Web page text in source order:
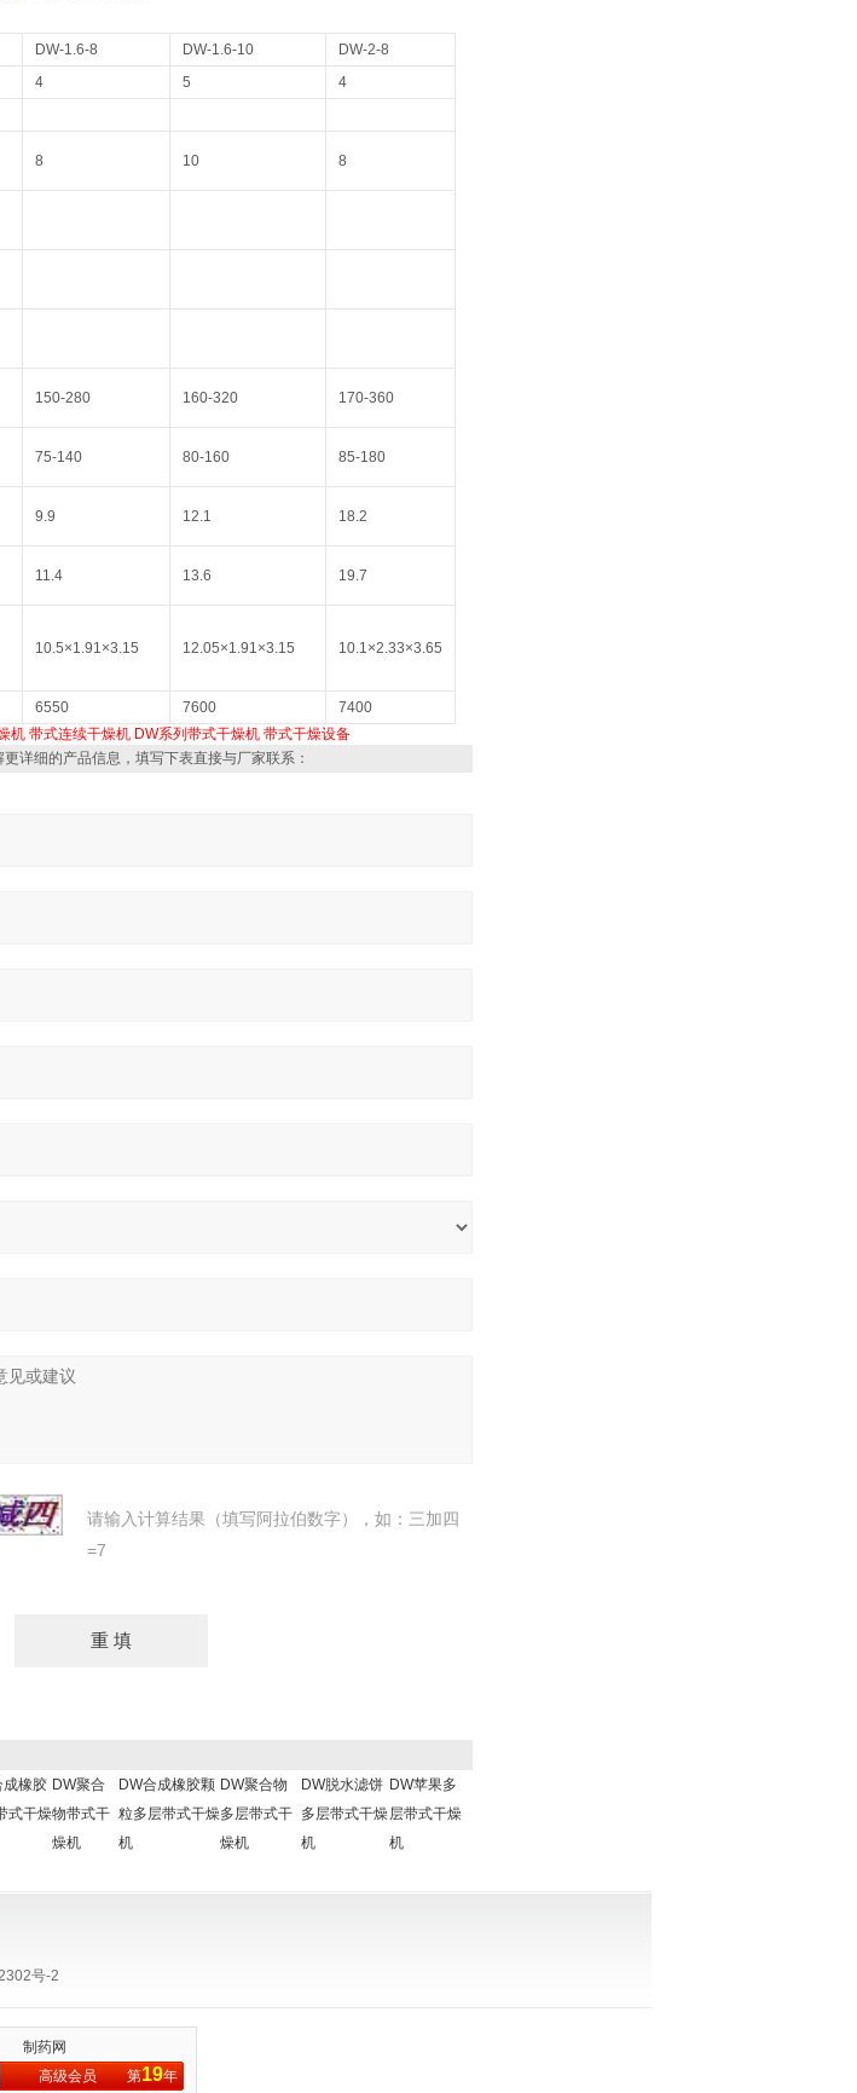
DW-1.6-8 DW-1.6-10
DW-2-8
4 5
4
8 10 8
150-280 160-320 170-360
75-140 80-160 85-180
9.9 12.1 18.2
11.4 13.6 19.7
10.5×1.91×3.15 12.05×1.91×3.15 10.1×2.33×3.65
6550 7600
7400
机 带式连续干燥机 DW系列带式干燥机 带式干燥设备
详细的产品信息，填写下表直接与厂家联系：
请输入计算结果（填写阿拉伯数字），如：三加四
=7
成橡胶
式干燥
DW聚合
物带式干
燥机
DW合成橡胶颗
粒多层带式干燥
机
DW聚合物
多层带式干
燥机
DW脱水滤饼
多层带式干燥
机
DW苹果多
层带式干燥
机
号-2
制药网
高级会员
第19年